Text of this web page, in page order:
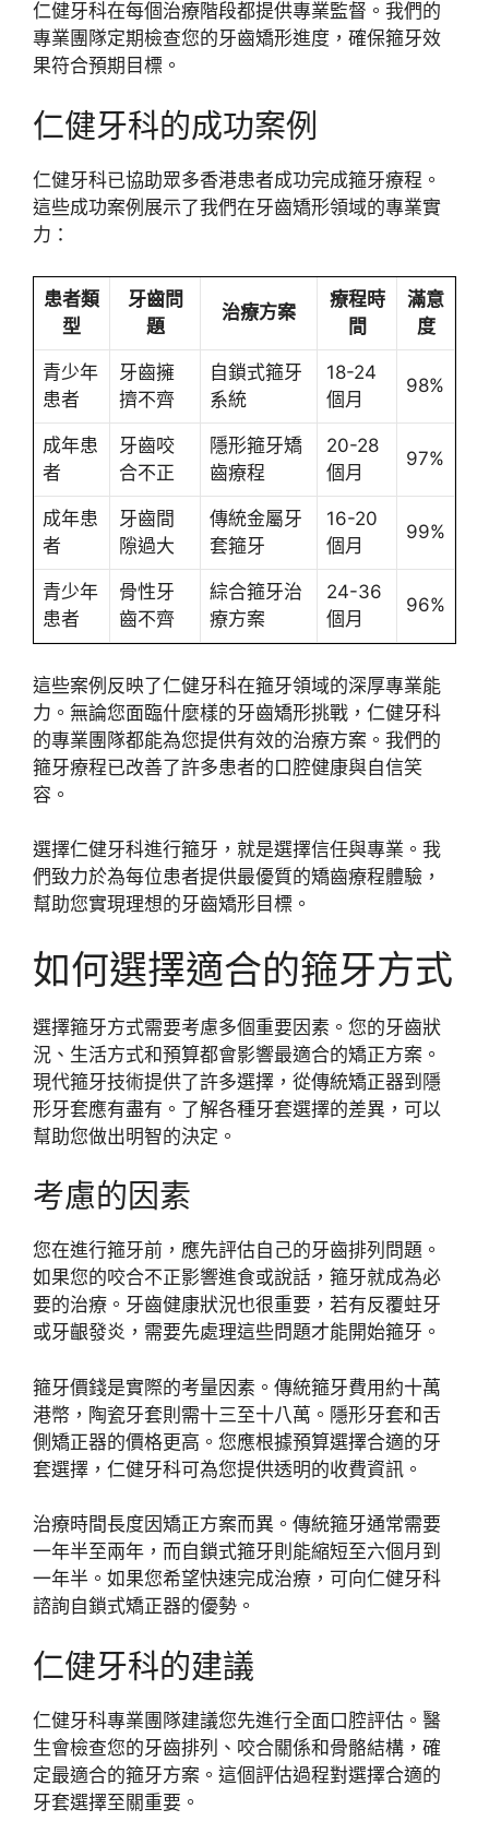
仁健牙科在每個治療階段都提供專業監督。我們的
專業團隊定期檢查您的牙齒矯形進度，確保箍牙效
果符合預期目標。
仁健牙科的成功案例
仁健牙科已協助眾多香港患者成功完成箍牙療程。
這些成功案例展示了我們在牙齒矯形領域的專業實
力：
患者類
型
牙齒問
題
治療方案
療程時
間
滿意
度
青少年
患者
牙齒擁
擠不齊
自鎖式箍牙
系統
18-24
個月
98%
成年患
者
牙齒咬
合不正
隱形箍牙矯
齒療程
20-28
個月
97%
成年患
者
牙齒間
隙過大
傳統金屬牙
套箍牙
16-20
個月
99%
青少年
患者
骨性牙
齒不齊
綜合箍牙治
療方案
24-36
個月
96%
這些案例反映了仁健牙科在箍牙領域的深厚專業能
力。無論您面臨什麼樣的牙齒矯形挑戰，仁健牙科
的專業團隊都能為您提供有效的治療方案。我們的
箍牙療程已改善了許多患者的口腔健康與自信笑
容。
選擇仁健牙科進行箍牙，就是選擇信任與專業。我
們致力於為每位患者提供最優質的矯齒療程體驗，
幫助您實現理想的牙齒矯形目標。
如何選擇適合的箍牙方式
選擇箍牙方式需要考慮多個重要因素。您的牙齒狀
況、生活方式和預算都會影響最適合的矯正方案。
現代箍牙技術提供了許多選擇，從傳統矯正器到隱
形牙套應有盡有。了解各種牙套選擇的差異，可以
幫助您做出明智的決定。
考慮的因素
您在進行箍牙前，應先評估自己的牙齒排列問題。
如果您的咬合不正影響進食或說話，箍牙就成為必
要的治療。牙齒健康狀況也很重要，若有反覆蛀牙
或牙齦發炎，需要先處理這些問題才能開始箍牙。
箍牙價錢是實際的考量因素。傳統箍牙費用約十萬
港幣，陶瓷牙套則需十三至十八萬。隱形牙套和舌
側矯正器的價格更高。您應根據預算選擇合適的牙
套選擇，仁健牙科可為您提供透明的收費資訊。
治療時間長度因矯正方案而異。傳統箍牙通常需要
一年半至兩年，而自鎖式箍牙則能縮短至六個月到
一年半。如果您希望快速完成治療，可向仁健牙科
諮詢自鎖式矯正器的優勢。
仁健牙科的建議
仁健牙科專業團隊建議您先進行全面口腔評估。醫
生會檢查您的牙齒排列、咬合關係和骨骼結構，確
定最適合的箍牙方案。這個評估過程對選擇合適的
牙套選擇至關重要。